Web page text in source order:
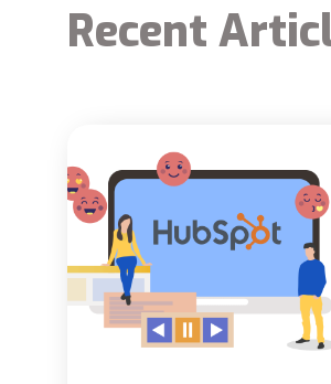
Recent